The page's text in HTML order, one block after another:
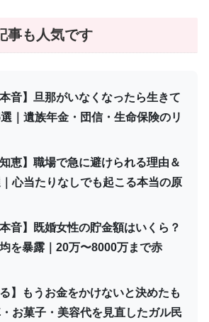
事も人気です
本音】旦那がいなくなったら生きて
｜遺族年金・団信・生命保険のリ
知恵】職場で急に避けられる理由＆
心当たりなしでも起こる本当の原
本音】既婚女性の貯金額はいくら？
を暴露｜20万〜8000万まで赤
る】もうお金をかけないと決めたも
お菓子・美容代を見直したガル民